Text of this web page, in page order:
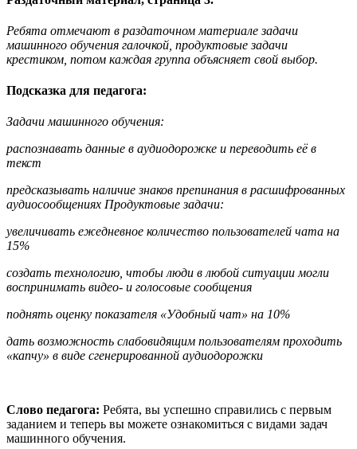
Ребята отмечают в раздаточном материале задачи
машинного обучения галочкой, продуктовые задачи
крестиком, потом каждая группа объясняет свой выбор.
Подсказка для педагога:
Задачи машинного обучения:
распознавать данные в аудиодорожке и переводить её в
текст
предсказывать наличие знаков препинания в расшифрованных
аудиосообщениях Продуктовые задачи:
увеличивать ежедневное количество пользователей чата на
15%
создать технологию, чтобы люди в любой ситуации могли
воспринимать видео- и голосовые сообщения
поднять оценку показателя «Удобный чат» на 10%
дать возможность слабовидящим пользователям проходить
«капчу» в виде сгенерированной аудиодорожки
Слово педагога: Ребята, вы успешно справились с первым
заданием и теперь вы можете ознакомиться с видами задач
машинного обучения.